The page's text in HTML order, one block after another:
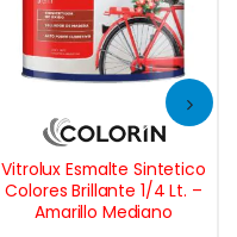
Vitrolux Esmalte Sintetico
Colores Brillante 1/4 Lt. –
Amarillo Mediano